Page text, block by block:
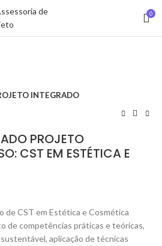
0
INTEGRADO
PROJETO
CST EM ESTÉTICA E
de CST em Estética e Cosmética
de competências práticas e teóricas,
aplicação de técnicas